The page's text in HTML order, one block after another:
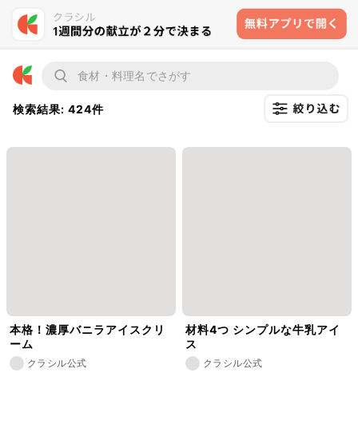
検索結果: 424件
本格！濃厚バニラアイスクリ
ーム
クラシル公式
材料4つ シンプルな牛乳アイ
ス
クラシル公式